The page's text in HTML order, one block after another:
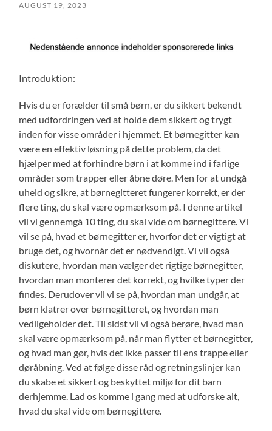
AUGUST 19, 2023
Introduktion:
Hvis du er forælder til små børn, er du sikkert bekendt
med udfordringen ved at holde dem sikkert og trygt
inden for visse områder i hjemmet. Et børnegitter kan
være en effektiv løsning på dette problem, da det
hjælper med at forhindre børn i at komme ind i farlige
områder som trapper eller åbne døre. Men for at undgå
uheld og sikre, at børnegitteret fungerer korrekt, er der
flere ting, du skal være opmærksom på. I denne artikel
vil vi gennemgå 10 ting, du skal vide om børnegittere. Vi
vil se på, hvad et børnegitter er, hvorfor det er vigtigt at
bruge det, og hvornår det er nødvendigt. Vi vil også
diskutere, hvordan man vælger det rigtige børnegitter,
hvordan man monterer det korrekt, og hvilke typer der
findes. Derudover vil vi se på, hvordan man undgår, at
børn klatrer over børnegitteret, og hvordan man
vedligeholder det. Til sidst vil vi også berøre, hvad man
skal være opmærksom på, når man flytter et børnegitter,
og hvad man gør, hvis det ikke passer til ens trappe eller
døråbning. Ved at følge disse råd og retningslinjer kan
du skabe et sikkert og beskyttet miljø for dit barn
derhjemme. Lad os komme i gang med at udforske alt,
hvad du skal vide om børnegittere.